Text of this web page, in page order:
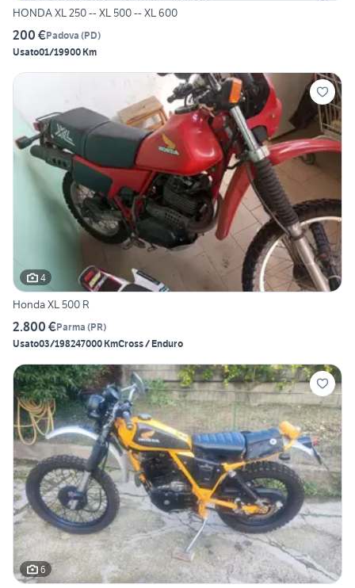
HONDA XL 250 -- XL 500 -- XL 600
200 €Padova (PD)
Usato01/19900 Km
4
Honda XL 500 R
2.800 €Parma (PR)
Usato03/198247000 KmCross / Enduro
6